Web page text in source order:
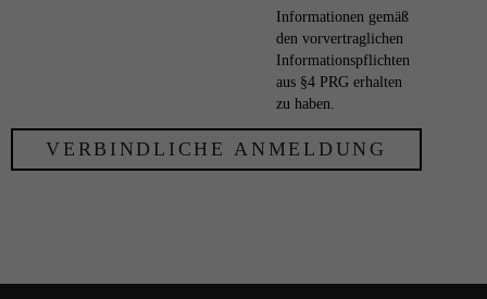
Informationen gemäß
den vorvertraglichen
Informationspflichten
aus §4 PRG erhalten
zu haben.